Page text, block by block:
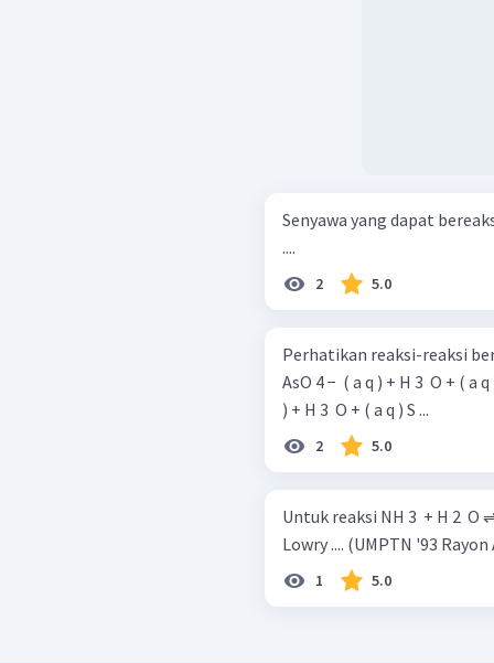
Senyawa yang dapat
....
2 5.0
Perhatikan reaksi-reaksi berikut! H 3 ​ AsO 4 ​ ( a q ) + H 2
AsO 4 − ​ ( a q ) + H 3 ​ O + ( a
) + H 3 ​ O + ( a q ) S ...
2 5.0
Untuk reaksi NH 3 ​ + H 2
Lowry .... (UMPTN '93
1 5.0